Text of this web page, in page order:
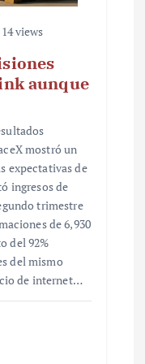
14 views
aunque
mostró un
expectativas de
ingresos de
trimestre
de 6,930
del 92%
del mismo
de internet…